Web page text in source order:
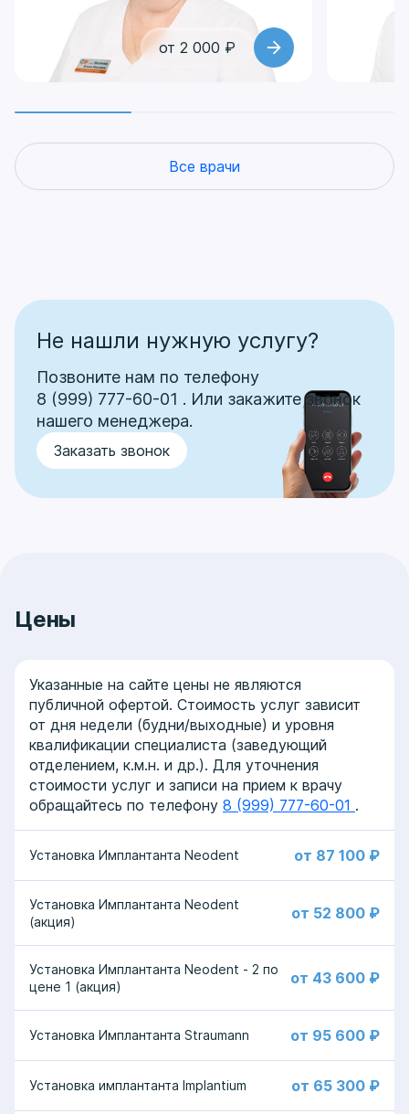
улыбке на всю жизнь. Обращайтесь, чтобы
узнать точную цену импланта Nobel и
получить детальный план лечения.
от 2 000 ₽
Все врачи
Заказать звонок
Не нашли нужную услугу?
Позвоните нам по телефону
8 (999) 777-60-01 . Или закажите звонок
нашего менеджера.
Цены
Указанные на сайте цены не являются
публичной офертой. Стоимость услуг зависит
от дня недели (будни/выходные) и уровня
квалификации специалиста (заведующий
отделением, к.м.н. и др.). Для уточнения
стоимости услуг и записи на прием к врачу
обращайтесь по телефону 8 (999) 777-60-01 .
Установка Имплантанта Neodent от 87 100 ₽
Установка Имплантанта Neodent
(акция)
от 52 800 ₽
Установка Имплантанта Neodent - 2 по
цене 1 (акция)
от 43 600 ₽
Установка Имплантанта Straumann от 95 600 ₽
Установка имплантанта Implantium от 65 300 ₽